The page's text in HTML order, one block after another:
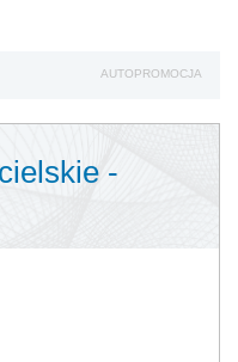
AUTOPROMOCJA
-